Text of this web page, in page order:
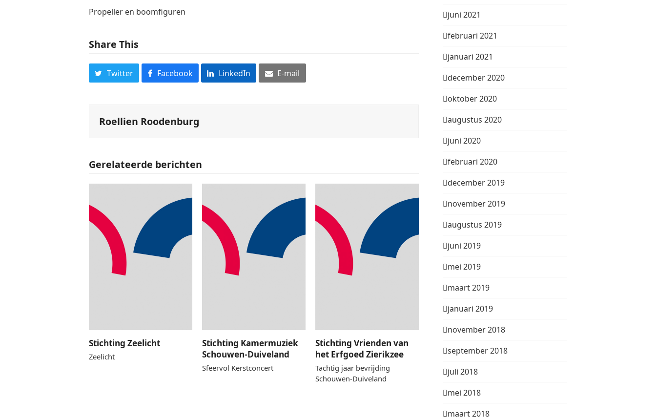
Propeller en boomfiguren
Share This
Twitter Facebook LinkedIn E-mail
Roellien Roodenburg
Gerelateerde berichten
Stichting Zeelicht
Zeelicht
Stichting Kamermuziek
Schouwen-Duiveland
Sfeervol Kerstconcert
Stichting Vrienden van
het Erfgoed Zierikzee
Tachtig jaar bevrijding
Schouwen-Duiveland
juni 2021
februari 2021
januari 2021
december 2020
oktober 2020
augustus 2020
juni 2020
februari 2020
december 2019
november 2019
augustus 2019
juni 2019
mei 2019
maart 2019
januari 2019
november 2018
september 2018
juli 2018
mei 2018
maart 2018